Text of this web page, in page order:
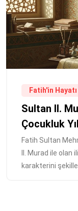
Fatih'in Hayatı
Sultan II.
Çocukluk
Fatih Sultan
II. Murad ile olan
karakterini